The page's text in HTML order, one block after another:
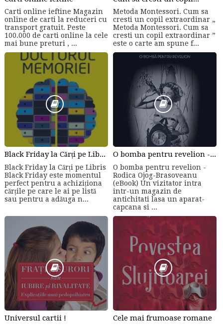
Carti online ieftine Magazin
online de carti la reduceri cu
transport gratuit. Peste
100.000 de carti online la cele
mai bune preturi , ...
Metoda Montessori. Cum sa
cresti un copil extraordinar „
Metoda Montessori. Cum sa
cresti un copil extraordinar ”
este o carte am spune f...
Black Friday la Cărți pe Libris
Black Friday la Cărți pe Libris
Black Friday este momentul
perfect pentru a achiziționa
cărțile pe care le ai pe listă
sau pentru a adăuga n...
O bomba pentru revelion - Rodica Ojog-Brasoveanu (eBook)
O bomba pentru revelion -
Rodica Ojog-Brasoveanu
(eBook) Un vizitator intra
intr-un magazin de
antichitati lasa un aparat-
capcana si ...
Universul cartii ! Cele mai frumoase romane